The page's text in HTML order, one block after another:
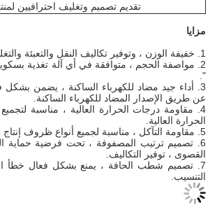
تقديم تصميم وتغليف احترافيين
مزايا
".
3. أداء جيد مضاد للكهرباء الساكنة ، يضمن بشكل
عن طريق الإصدار المضاد للكهرباء الساكنة.
4. مقاومة درجات الحرارة العالية ، مناسبة
الحرارة العالية.
5. مقاومة التآكل ، مناسبة لجميع أنواع ظروف إنتاج المنتجات.
6. تصميم ترتيب المصفوفة ، تحت فرضية حماية
القصوى ، توفير التكاليف.
7. تصميم شطب الحافة ، يمنع بشكل فعال خطأ
التنسيب.